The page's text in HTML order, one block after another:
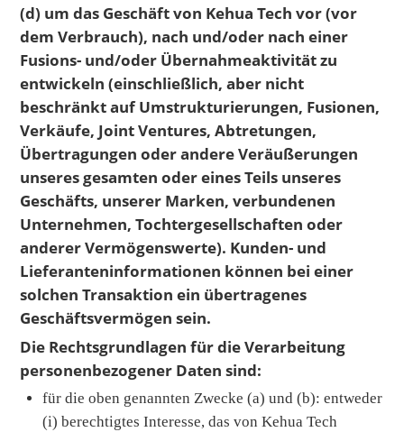
(d) um das Geschäft von Kehua Tech vor (vor
dem Verbrauch), nach und/oder nach einer
Fusions- und/oder Übernahmeaktivität zu
entwickeln (einschließlich, aber nicht
beschränkt auf Umstrukturierungen, Fusionen,
Verkäufe, Joint Ventures, Abtretungen,
Übertragungen oder andere Veräußerungen
unseres gesamten oder eines Teils unseres
Geschäfts, unserer Marken, verbundenen
Unternehmen, Tochtergesellschaften oder
anderer Vermögenswerte). Kunden- und
Lieferanteninformationen können bei einer
solchen Transaktion ein übertragenes
Geschäftsvermögen sein.
Die Rechtsgrundlagen für die Verarbeitung
personenbezogener Daten sind:
für die oben genannten Zwecke (a) und (b): entweder
(i) berechtigtes Interesse, das von Kehua Tech